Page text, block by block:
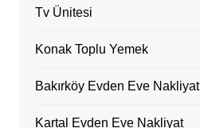
Tv Ünitesi
Konak Toplu Yemek
Bakırköy Evden Eve Nakliyat
Kartal Evden Eve Nakliyat